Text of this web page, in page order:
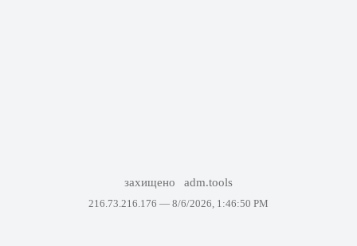
захищено adm.tools
216.73.216.176 — 8/6/2026, 1:46:50 PM